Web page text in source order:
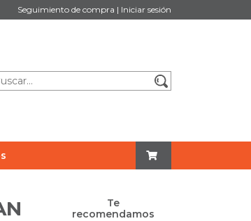
Seguimiento de compra | Iniciar sesión
Te
recomendamos